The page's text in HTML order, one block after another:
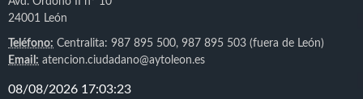
24001 León
Teléfono: Centralita: 987 895 500, 987 895 503 (fuera de León)
Email: atencion.ciudadano@aytoleon.es